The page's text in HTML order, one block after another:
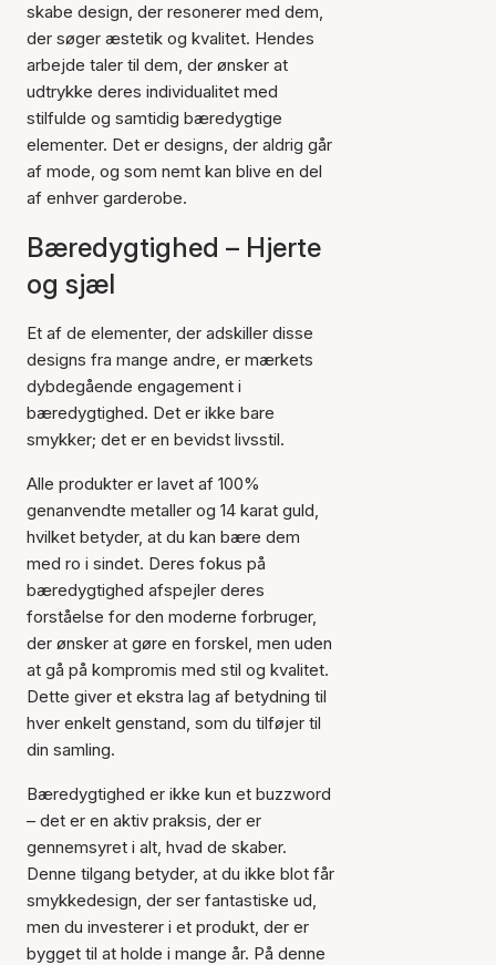
skabe design, der resonerer med dem,
der søger æstetik og kvalitet. Hendes
arbejde taler til dem, der ønsker at
udtrykke deres individualitet med
stilfulde og samtidig bæredygtige
elementer. Det er designs, der aldrig går
af mode, og som nemt kan blive en del
af enhver garderobe.
Bæredygtighed – Hjerte
og sjæl
Et af de elementer, der adskiller disse
designs fra mange andre, er mærkets
dybdegående engagement i
bæredygtighed. Det er ikke bare
smykker; det er en bevidst livsstil.
Alle produkter er lavet af 100%
genanvendte metaller og 14 karat guld,
hvilket betyder, at du kan bære dem
med ro i sindet. Deres fokus på
bæredygtighed afspejler deres
forståelse for den moderne forbruger,
der ønsker at gøre en forskel, men uden
at gå på kompromis med stil og kvalitet.
Dette giver et ekstra lag af betydning til
hver enkelt genstand, som du tilføjer til
din samling.
Bæredygtighed er ikke kun et buzzword
– det er en aktiv praksis, der er
gennemsyret i alt, hvad de skaber.
Denne tilgang betyder, at du ikke blot får
smykkedesign, der ser fantastiske ud,
men du investerer i et produkt, der er
bygget til at holde i mange år. På denne